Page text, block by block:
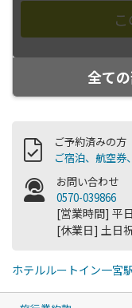
全て
ご予約済みの方
ご宿泊、航空券
お問い合わせ
0570-039866
[営業時間] 平
[休業日] 土日
ホテルルートイン一宮